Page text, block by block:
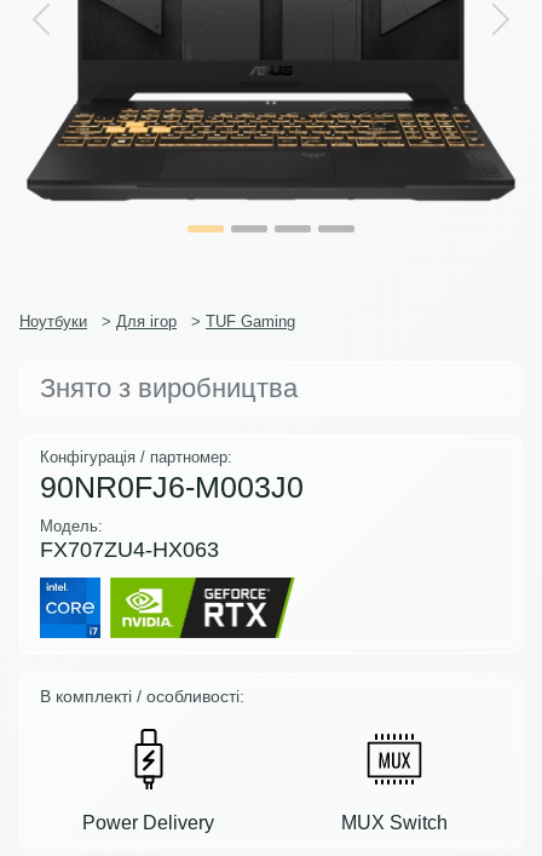
Previous Next
Ноутбуки > Для ігор > TUF Gaming
Знято з виробництва
Конфігурація / партномер:
90NR0FJ6-M003J0
Модель:
FX707ZU4-HX063
В комплекті / особливості:
Power Delivery MUX Switch